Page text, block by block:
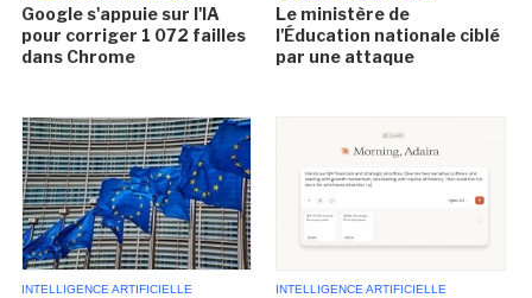
Google s'appuie sur l'IA
pour corriger 1 072 failles
dans Chrome
Le ministère de
l'Éducation nationale ciblé
par une attaque
INTELLIGENCE ARTIFICIELLE INTELLIGENCE ARTIFICIELLE